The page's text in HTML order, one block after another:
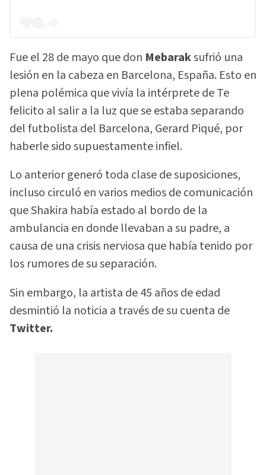
Fue el 28 de mayo que don Mebaraksufrió una
lesión en la cabeza en Barcelona, España. Esto en
plena polémica que vivía la intérprete de Te
felicito al salir a la luz que se estaba separando
del futbolista del Barcelona, Gerard Piqué, por
haberle sido supuestamente infiel.
Lo anterior generó toda clase de suposiciones,
incluso circuló en varios medios de comunicación
que Shakira había estado al bordo de la
ambulancia en donde llevaban a su padre, a
causa de una crisis nerviosa que había tenido por
los rumores de su separación.
Sin embargo, la artista de 45 años de edad
desmintió la noticia a través de su cuenta de
Twitter.